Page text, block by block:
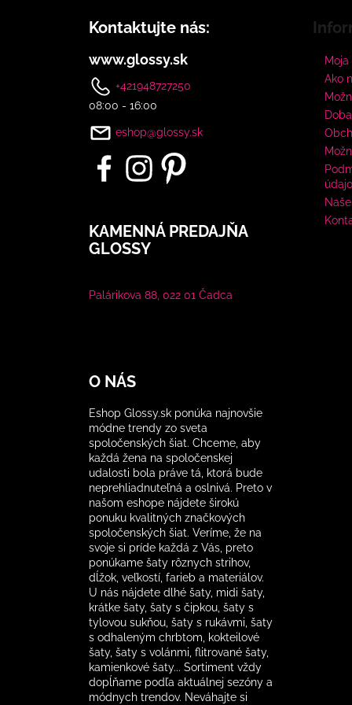
Kontaktujte nás:
www.glossy.sk
+421948727250
08:00 - 16:00
eshop@glossy.sk
KAMENNÁ PREDAJŇA
GLOSSY
Palárikova 88, 022 01 Čadca
Ako
O NÁS
Eshop Glossy.sk ponúka najnovšie
módne trendy zo sveta
spoločenských šiat. Chceme, aby
každá žena na spoločenskej
udalosti bola práve tá, ktorá bude
neprehliadnuteľná a oslnivá. Preto v
našom eshope nájdete širokú
ponuku kvalitných značkových
spoločenských šiat. Veríme, že na
svoje si príde každá z Vás, preto
ponúkame šaty rôznych strihov,
dĺžok, veľkostí, farieb a materiálov.
U nás nájdete dlhé šaty, midi šaty,
krátke šaty, šaty s čipkou, šaty s
tylovou sukňou, šaty s rukávmi, šaty
s odhaleným chrbtom, kokteilové
šaty, šaty s volánmi, flitrované šaty,
kamienkové šaty... Sortiment vždy
dopĺňame podľa aktuálnej sezóny a
módnych trendov. Neváhajte si